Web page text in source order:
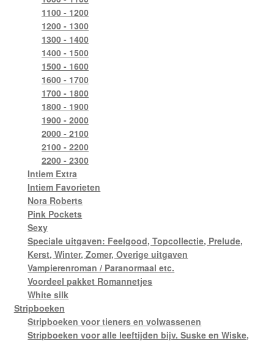
1100 - 1200
1200 - 1300
1300 - 1400
1400 - 1500
1500 - 1600
1600 - 1700
1700 - 1800
1800 - 1900
1900 - 2000
2000 - 2100
2100 - 2200
2200 - 2300
Intiem Extra
Intiem Favorieten
Nora Roberts
Pink Pockets
Sexy
Speciale uitgaven: Feelgood, Topcollectie, Prelude,
Kerst, Winter, Zomer, Overige uitgaven
Vampierenroman / Paranormaal etc.
Voordeel pakket Romannetjes
White silk
Stripboeken
Stripboeken voor tieners en volwassenen
Stripboeken voor alle leeftijden bijv. Suske en Wiske,